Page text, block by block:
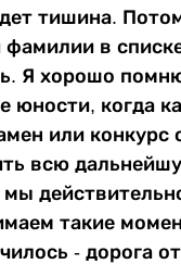
тишина.
фамилии в
Я хорошо
юности, когда
или конкурс
всю
мы
такие
- дорога